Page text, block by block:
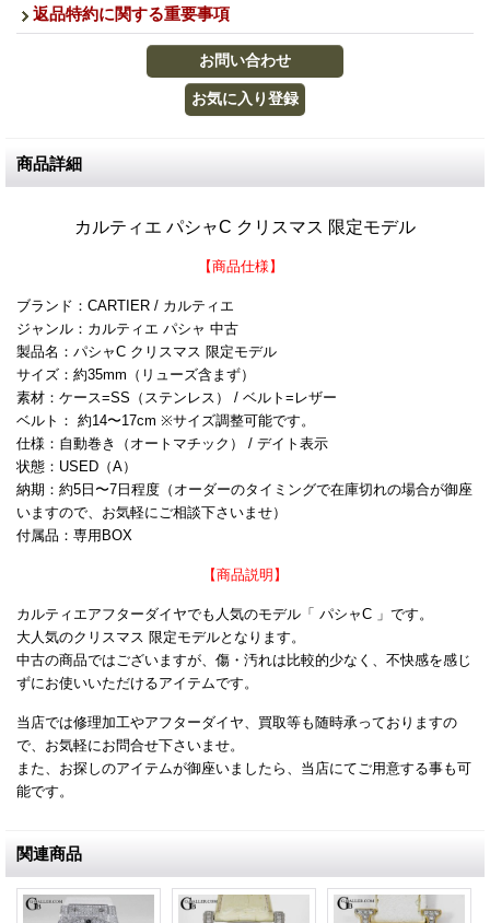
返品特約に関する重要事項
商品詳細
カルティエ パシャC クリスマス 限定モデル
【商品仕様】
ブランド：CARTIER / カルティエ
ジャンル：カルティエ パシャ 中古
製品名：パシャC クリスマス 限定モデル
サイズ：約35mm（リューズ含まず）
素材：ケース=SS（ステンレス） / ベルト=レザー
ベルト： 約14〜17cm ※サイズ調整可能です。
仕様：自動巻き（オートマチック） / デイト表示
状態：USED（A）
納期：約5日〜7日程度（オーダーのタイミングで在庫切れの場合が御座
いますので、お気軽にご相談下さいませ）
付属品：専用BOX
【商品説明】
カルティエアフターダイヤでも人気のモデル「 パシャC 」です。
大人気のクリスマス 限定モデルとなります。
中古の商品ではございますが、傷・汚れは比較的少なく、不快感を感じ
ずにお使いいただけるアイテムです。
当店では修理加工やアフターダイヤ、買取等も随時承っておりますの
で、お気軽にお問合せ下さいませ。
また、お探しのアイテムが御座いましたら、当店にてご用意する事も可
能です。
関連商品